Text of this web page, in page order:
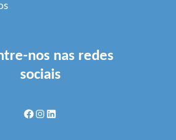
nos nas redes
sociais
Facebook
Instagram
LinkedIn